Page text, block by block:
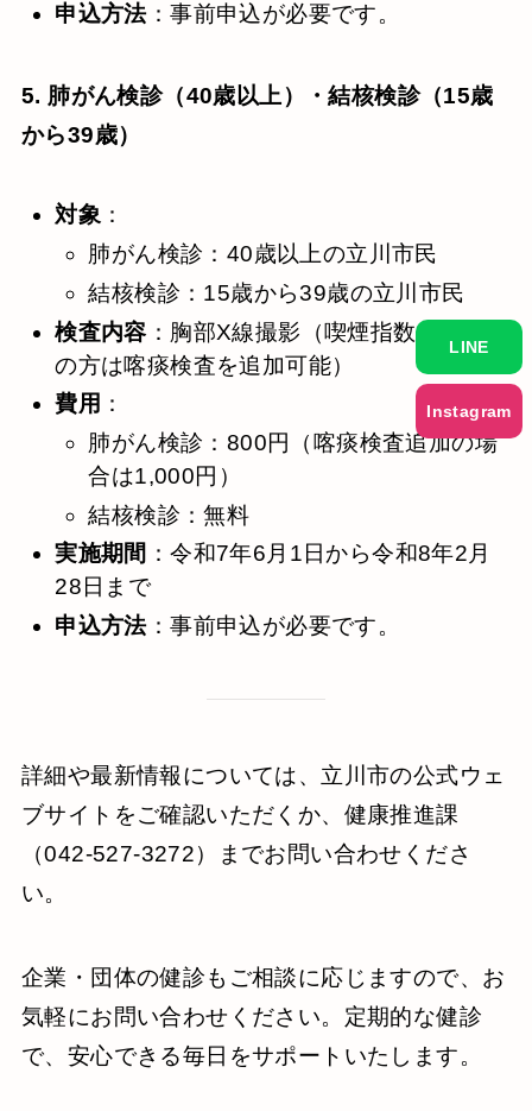
申込方法：​事前申込が必要です。​
5. 肺がん検診（40歳以上）・結核検診（15歳
から39歳）
対象：
肺がん検診：40歳以上の立川市民
結核検診：15歳から39歳の立川市民
検査内容 ：​胸部X線撮影（喫煙指数600以上
の方は喀痰検査を追加可能）
費用 ：
肺がん検診：800円（喀痰検査追加の場
合は1,000円）
結核検診：無料
実施期間 ：​令和7年6月1日から令和8年2月
28日まで
申込方法：​事前申込が必要です。
詳細や最新情報については、立川市の公式ウェ
ブサイトをご確認いただくか、健康推進課
（042-527-3272）までお問い合わせくださ
い。
企業・団体の健診もご相談に応じますので、お
気軽にお問い合わせください。定期的な健診
で、安心できる毎日をサポートいたします。
LINE
Instagram